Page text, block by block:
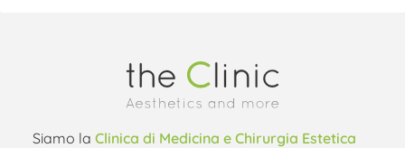
Siamo la Clinica di Medicina e Chirurgia Estetica